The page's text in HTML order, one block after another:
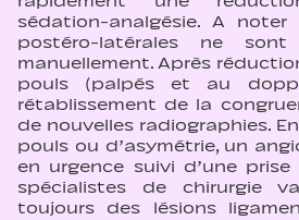
sédation-analgésie. A
postéro-latérales ne
manuellement. Après
pouls (palpés et au
rétablissement de la
de nouvelles radiographies.
pouls ou d’asymétrie, un
en urgence suivi d’une
spécialistes de chirurgie
toujours des lésions